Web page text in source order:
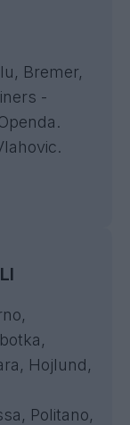
Bremer,
-
Hojlund,
Politano,